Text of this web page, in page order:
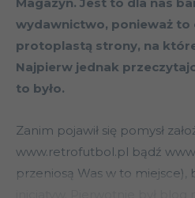
wydawnictwo, ponieważ to
protoplastą strony, na
Najpierw jednak
to było.
Zanim pojawił się pomysł
www.retrofutbol.pl bądź
przeniosą Was w to miejsce),